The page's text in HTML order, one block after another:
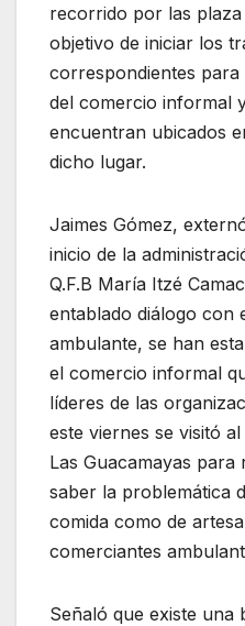
recorrido por las
objetivo de iniciar los
correspondientes
del comercio informal
encuentran ubicados
dicho lugar.
Jaimes Gómez,
inicio de la
Q.F.B María Itzé
entablado diálogo con
ambulante, se han
el comercio informal
líderes de las
este viernes se visitó
Las Guacamayas
saber la problemática
comida como de
comerciantes
Señaló que existe una